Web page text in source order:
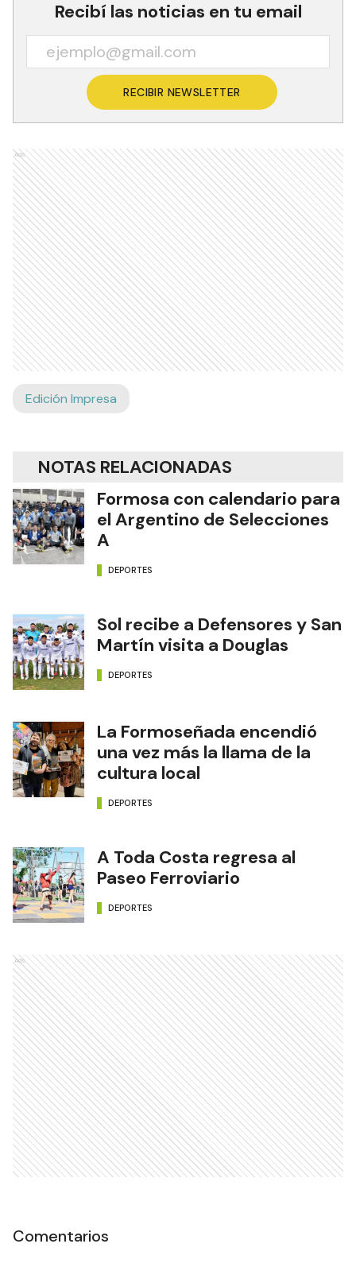
Recibí las noticias en tu email
RECIBIR NEWSLETTER
Ads
Edición Impresa
NOTAS RELACIONADAS
Formosa con calendario para
el Argentino de Selecciones
A
DEPORTES
Sol recibe a Defensores y San
Martín visita a Douglas
DEPORTES
La Formoseñada encendió
una vez más la llama de la
cultura local
DEPORTES
A Toda Costa regresa al
Paseo Ferroviario
DEPORTES
Ads
Comentarios